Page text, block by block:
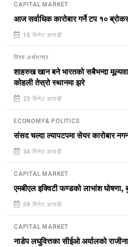
CAPITAL MARKET
आज सर्वाधिक कारोबार गर्ने टप १०
15 मिनेट अगाडी
विश्व अर्थतन्त्र
शाहरुख खान बने भारतको सबैभन्दा
कोहली तेस्रो स्थानमा झरे
23 मिनेट अगाडी
ECONOMY& POLITICS
संसद चल्दा ल्यापटपमा सेयर कारोबार
34 मिनेट अगाडी
CAPITAL MARKET
एमबीएल इक्विटी फण्डको लाभांश
59 मिनेट अगाडी
CAPITAL MARKET
नाडेप लघुवित्तका सीईओ अर्यालको